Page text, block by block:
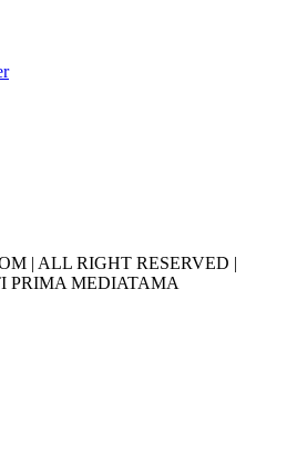
| ALL RIGHT RESERVED |
PRIMA MEDIATAMA